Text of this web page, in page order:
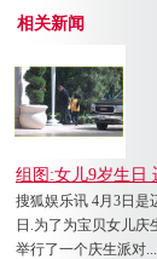
相关新闻
组图:女儿9岁生日
搜狐娱乐讯 4月3日是
日.为了为宝贝女儿庆
举行了一个庆生派对...